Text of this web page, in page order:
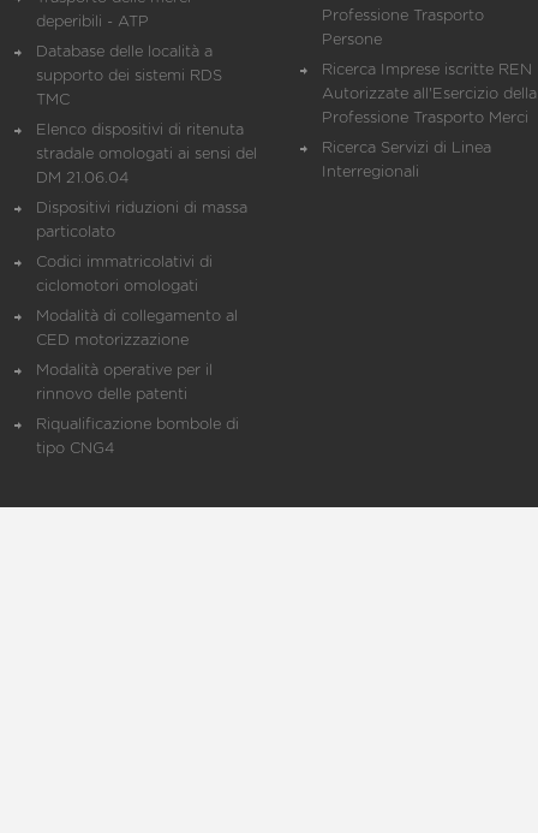
deperibili - ATP
Database delle località a
supporto dei sistemi RDS
TMC
Elenco dispositivi di ritenuta
stradale omologati ai sensi del
DM 21.06.04
Dispositivi riduzioni di massa
particolato
Codici immatricolativi di
ciclomotori omologati
Modalità di collegamento al
CED motorizzazione
Modalità operative per il
rinnovo delle patenti
Riqualificazione bombole di
tipo CNG4
Professione Trasporto
Persone
Ricerca Imprese iscritte REN
Autorizzate all'Esercizio della
Professione Trasporto Merci
Ricerca Servizi di Linea
Interregionali